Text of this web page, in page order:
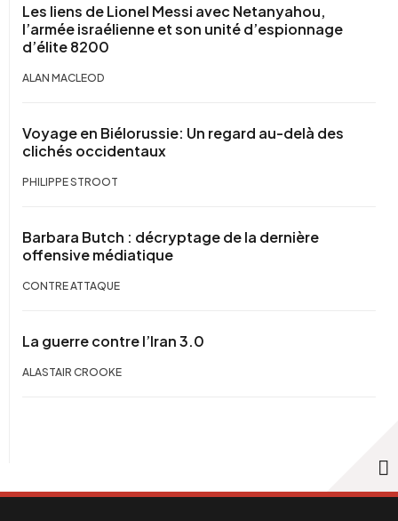
Les liens de Lionel Messi avec Netanyahou,
l’armée israélienne et son unité d’espionnage
d’élite 8200
ALAN MACLEOD
Voyage en Biélorussie: Un regard au-delà des
clichés occidentaux
PHILIPPE STROOT
Barbara Butch : décryptage de la dernière
offensive médiatique
CONTRE ATTAQUE
La guerre contre l’Iran 3.0
ALASTAIR CROOKE